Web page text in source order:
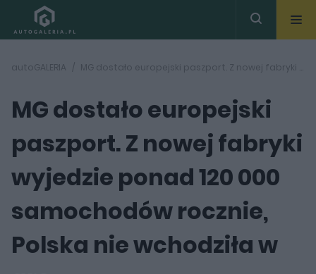
autoGALERIA MG dostało europejski paszport. Z nowej fabryki wyjedzie ponad 120 000 samochodów rocznie, Polska nie wchodziła w grę
MG dostało europejski
paszport. Z nowej fabryki
wyjedzie ponad 120 000
samochodów rocznie,
Polska nie wchodziła w